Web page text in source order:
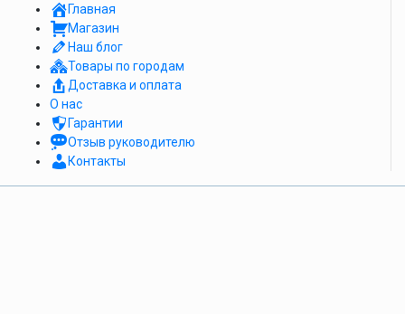
Главная
Магазин
Наш блог
Товары по городам
Доставка и оплата
О нас
Гарантии
Отзыв руководителю
Контакты